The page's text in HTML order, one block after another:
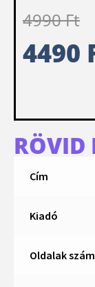
4990Ft
4490
RÖVID
Cím
Kiadó
Oldalak